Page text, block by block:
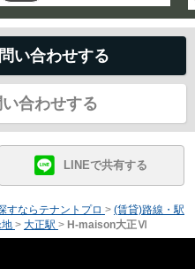
い合わせする
合わせする
LINEで共有する
すならテナントプロ > (賃貸)路線・駅
> 大正駅 > H-maison大正Ⅵ